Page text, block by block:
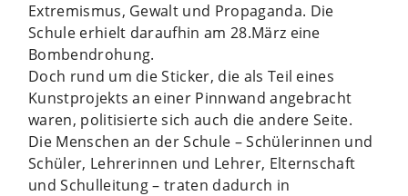
Extremismus, Gewalt und Propaganda. Die
Schule erhielt daraufhin am 28.März eine
Bombendrohung.
Doch rund um die Sticker, die als Teil eines
Kunstprojekts an einer Pinnwand angebracht
waren, politisierte sich auch die andere Seite.
Die Menschen an der Schule – Schülerinnen und
Schüler, Lehrerinnen und Lehrer, Elternschaft
und Schulleitung – traten dadurch in